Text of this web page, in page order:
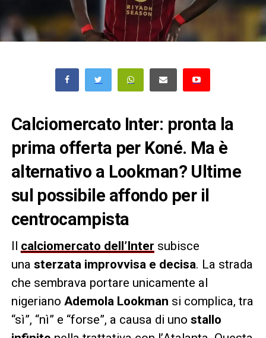
Calciomercato Inter: pronta la
prima offerta per Koné. Ma è
alternativo a Lookman? Ultime
sul possibile affondo per il
centrocampista
Il calciomercato dell’Inter subisce
una sterzata improvvisa e decisa. La strada
che sembrava portare unicamente al
nigeriano Ademola Lookman si complica, tra
“sì”, “nì” e “forse”, a causa di uno stallo